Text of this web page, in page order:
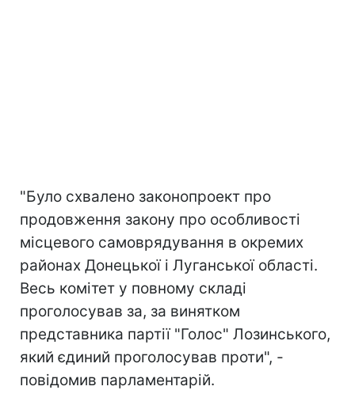
"Було схвалено законопроект про
продовження закону про особливості
місцевого самоврядування в окремих
районах Донецької і Луганської області.
Весь комітет у повному складі
проголосував за, за винятком
представника партії "Голос" Лозинського,
який єдиний проголосував проти", -
повідомив парламентарій.